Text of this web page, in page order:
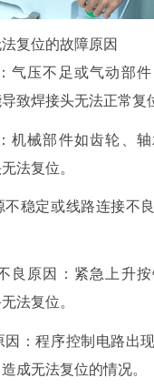
复位的故障原因
气压不足或气动部
致焊接头无法正常复
机械部件如齿轮、
法复位。
不稳定或线路连接不
良原因：紧急上升
法复位。
：程序控制电路出
成无法复位的情况。